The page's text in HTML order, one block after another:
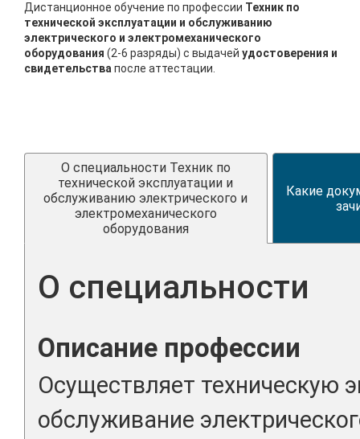
Дистанционное обучение по профессии Техник по
технической эксплуатации и обслуживанию
электрического и электромеханического
оборудования (2-6 разряды) с выдачей удостоверения и
свидетельствапосле аттестации.
О специальности Техник по
технической эксплуатации и
обслуживанию электрического и
электромеханического
оборудования
Какие
О специальности
Описание профессии
Осуществляет техническую
обслуживание